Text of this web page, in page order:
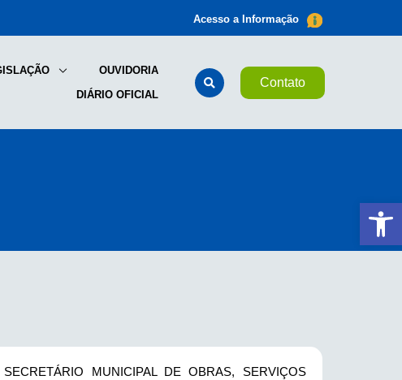
Acesso a Informação
OUVIDORIA
DIÁRIO OFICIAL
Contato
MUNICIPAL DE OBRAS, SERVIÇOS